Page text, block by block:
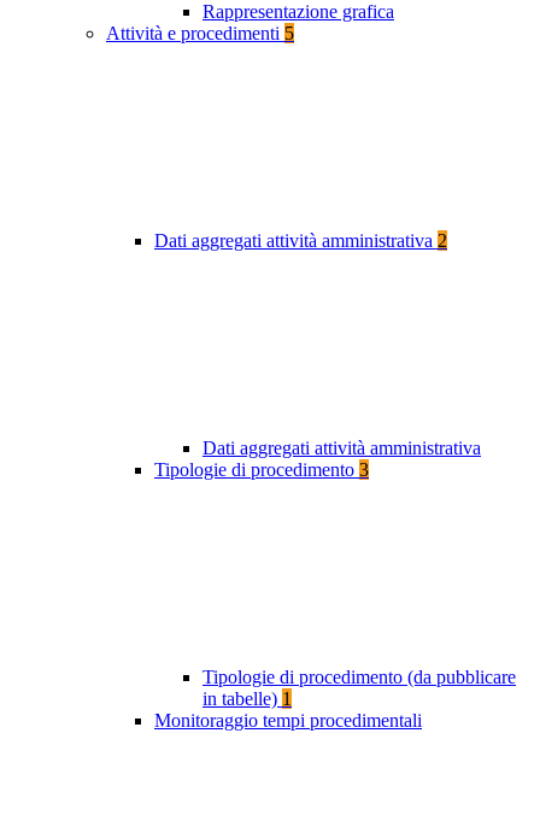
Rappresentazione grafica
Attività e procedimenti 5
Dati aggregati attività amministrativa 2
Dati aggregati attività amministrativa
Tipologie di procedimento 3
Tipologie di procedimento (da pubblicare
in tabelle) 1
Monitoraggio tempi procedimentali